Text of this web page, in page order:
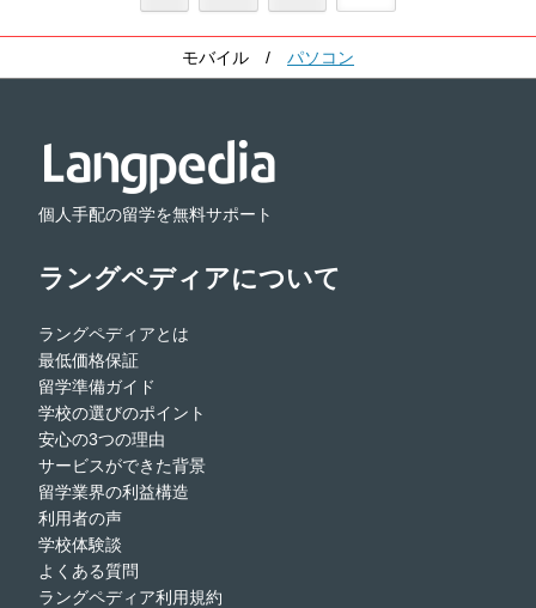
モバイル / パソコン
個人手配の留学を無料サポート
ラングペディアについて
ラングペディアとは
最低価格保証
留学準備ガイド
学校の選びのポイント
安心の3つの理由
サービスができた背景
留学業界の利益構造
利用者の声
学校体験談
よくある質問
ラングペディア利用規約